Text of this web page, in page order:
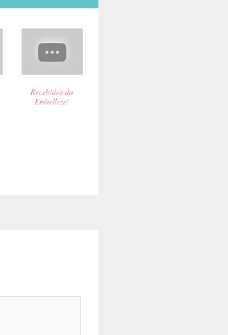
Recebidos da
Embelleze!